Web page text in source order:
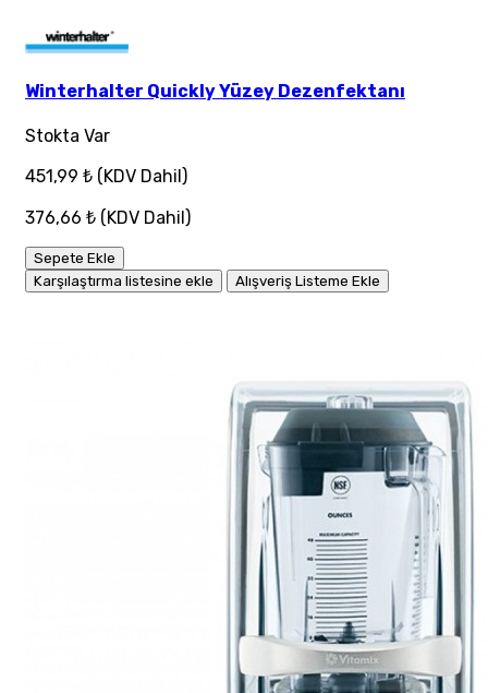
Winterhalter Quickly Yüzey Dezenfektanı
Stokta Var
451,99 ₺ (KDV Dahil)
376,66 ₺ (KDV Dahil)
Sepete Ekle
Karşılaştırma listesine ekle
Alışveriş Listeme Ekle